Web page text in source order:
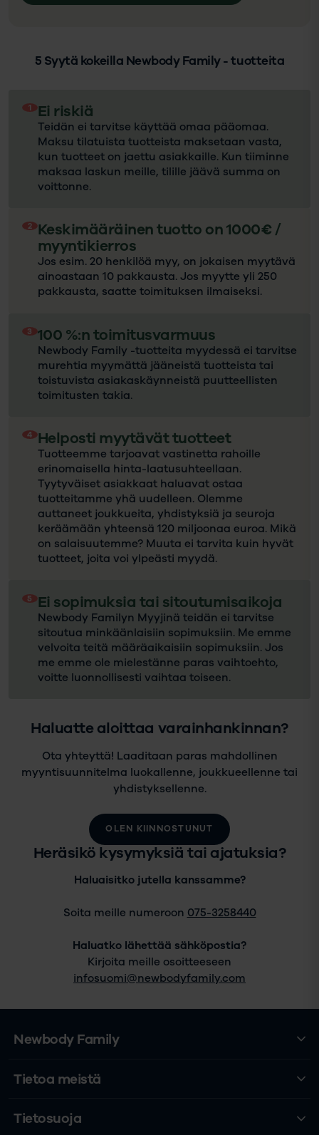
5 Syytä kokeilla Newbody Family - tuotteita
1 Ei riskiä
Teidän ei tarvitse käyttää omaa pääomaa.
Maksu tilatuista tuotteista maksetaan vasta,
kun tuotteet on jaettu asiakkaille. Kun tiiminne
maksaa laskun meille, tilille jäävä summa on
voittonne.
2 Keskimääräinen tuotto on 1000€ /
myyntikierros
Jos esim. 20 henkilöä myy, on jokaisen myytävä
ainoastaan 10 pakkausta. Jos myytte yli 250
pakkausta, saatte toimituksen ilmaiseksi.
3 100 %:n toimitusvarmuus
Newbody Family -tuotteita myydessä ei tarvitse
murehtia myymättä jääneistä tuotteista tai
toistuvista asiakaskäynneistä puutteellisten
toimitusten takia.
4 Helposti myytävät tuotteet
Tuotteemme tarjoavat vastinetta rahoille
erinomaisella hinta-laatusuhteellaan.
Tyytyväiset asiakkaat haluavat ostaa
tuotteitamme yhä uudelleen. Olemme
auttaneet joukkueita, yhdistyksiä ja seuroja
keräämään yhteensä 120 miljoonaa euroa. Mikä
on salaisuutemme? Muuta ei tarvita kuin hyvät
tuotteet, joita voi ylpeästi myydä.
5 Ei sopimuksia tai sitoutumisaikoja
Newbody Familyn Myyjinä teidän ei tarvitse
sitoutua minkäänlaisiin sopimuksiin. Me emme
velvoita teitä määräaikaisiin sopimuksiin. Jos
me emme ole mielestänne paras vaihtoehto,
voitte luonnollisesti vaihtaa toiseen.
Haluatte aloittaa varainhankinnan?
Ota yhteyttä! Laaditaan paras mahdollinen
myyntisuunnitelma luokallenne, joukkueellenne tai
yhdistyksellenne.
OLEN KIINNOSTUNUT
Heräsikö kysymyksiä tai ajatuksia?
Haluaisitko jutella kanssamme?
Soita meille numeroon 075-3258440
Haluatko lähettää sähköpostia?
Kirjoita meille osoitteeseen
infosuomi@newbodyfamily.com
Newbody Family
Tietoa meistä
Tietosuoja